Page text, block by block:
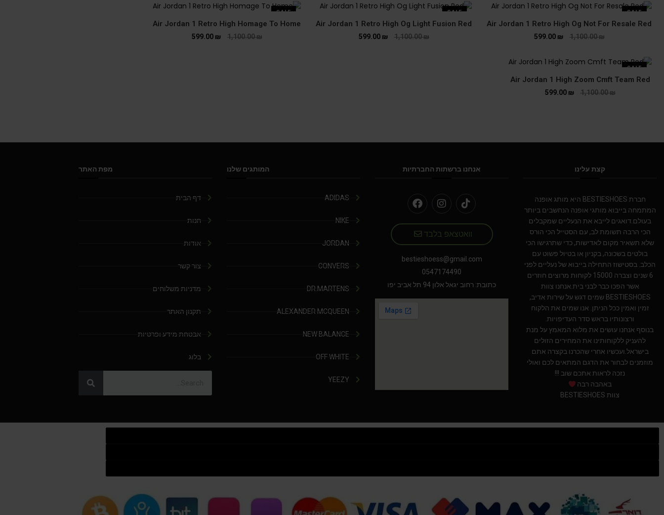
SALE
Air Jordan 1 Retro High Og Not For Resale Red
1,100.00₪
599.00 ₪
SALE
Air Jordan 1 Retro High Og Light Fusion Red
1,100.00₪
599.00 ₪
SALE
Air Jordan 1 Retro High Homage To Home
1,100.00₪
599.00 ₪
SALE
Air Jordan 1 High Zoom Cmft Team Red
1,100.00₪
599.00 ₪
קצת עלינו
חברת BESTIESHOES היא מותג אופנה
המתמחה בייבוא מותגי אופנה הנחשבים ביותר
בעולם.דואגים לייבא את הנעליים שמקבלים
הכי הרבה תשומת לב, עם הסטייל הכי הורס
שלא תשאיר מקום לאדישות, כדי שתרגישו הכי
בולטים בשכונה, בקניון או בטיול פשוט עם
הכלב. בסטישוז התחילה בייבוא של נעליים לפני
6 שנים וצברה 15000 לקוחות מרוצים חוזרים
אשר הפכו כבר לבני בית.אנחנו צוות
BESTIESHOES שמים דגש על שירות אדיב,
זמין ואמין ככל הניתן. אנו שמים את הלקוח
ורצונותיו בראש סדר העדיפויות.
בנוסף אנחנו עושים את מלוא המאמץ על מנת
להעניק ללקוחותינו את המחירים הזולים
בישראל.ועכשיו אחרי שהכרנו בקצרה אתם
מוזמנים לבחור את הדגם המתאים לכם ואולי
נזכה לראות אתכם שוב !!!
באהבה רבה
צוות BESTIESHOES
אנחנו ברשתות החברתיות
וואטצאפ בלבד
bestieshoess@gmail.com
0547174490
כתובת: רחוב יגאל אלון 94 תל אביב יפו
המותגים שלנו
ADIDAS
NIKE
JORDAN
CONVERS
DR.MARTENS
ALEXANDER MCQUEEN
NEW BALANCE
OFF WHITE
YEEZY
מפת האתר
דף הבית
חנות
אודות
צור קשר
מדניות משלוחים
תקנון האתר
אבטחת מידע ופרטיות
בלוג